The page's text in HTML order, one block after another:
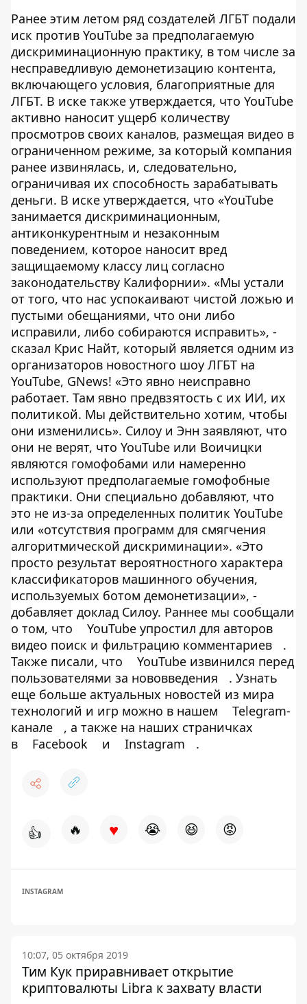
Ранее этим летом ряд создателей ЛГБТ подали
иск против YouTube за предполагаемую
дискриминационную практику, в том числе за
несправедливую демонетизацию контента,
включающего условия, благоприятные для
ЛГБТ. В иске также утверждается, что YouTube
активно наносит ущерб количеству
просмотров своих каналов, размещая видео в
ограниченном режиме, за который компания
ранее извинялась, и, следовательно,
ограничивая их способность зарабатывать
деньги. В иске утверждается, что «YouTube
занимается дискриминационным,
антиконкурентным и незаконным
поведением, которое наносит вред
защищаемому классу лиц согласно
законодательству Калифорнии». «Мы устали
от того, что нас успокаивают чистой ложью и
пустыми обещаниями, что они либо
исправили, либо собираются исправить», -
сказал Крис Найт, который является одним из
организаторов новостного шоу ЛГБТ на
YouTube, GNews! «Это явно неисправно
работает. Там явно предвзятость с их ИИ, их
политикой. Мы действительно хотим, чтобы
они изменились». Силоу и Энн заявляют, что
они не верят, что YouTube или Воичицки
являются гомофобами или намеренно
используют предполагаемые гомофобные
практики. Они специально добавляют, что
это не из-за определенных политик YouTube
или «отсутствия программ для смягчения
алгоритмической дискриминации». «Это
просто результат вероятностного характера
классификаторов машинного обучения,
используемых ботом демонетизации», -
добавляет доклад Силоу. Раннее мы сообщали
о том, что
YouTube упростил для авторов
видео поиск и фильтрацию комментариев
.
Также писали, что
YouTube извинился перед
пользователями за нововведения
. Узнать
еще больше актуальных новостей из мира
технологий и игр можно в нашем
Telegram-
канале
, а также на наших страничках
в
Facebook и Instagram .
👍 🔥 ♥ 😭 😆 😡
INSTAGRAM
10:07, 05 октября 2019
Тим Кук приравнивает открытие
криптовалюты Libra к захвату власти